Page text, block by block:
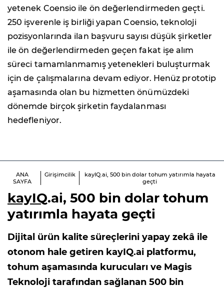
yetenek Coensio ile ön değerlendirmeden geçti.
250 işverenle iş birliği yapan Coensio, teknoloji
pozisyonlarında ilan başvuru sayısı düşük şirketler
ile ön değerlendirmeden geçen fakat işe alım
süreci tamamlanmamış yetenekleri buluşturmak
için de çalışmalarına devam ediyor. Henüz prototip
aşamasında olan bu hizmetten önümüzdeki
dönemde birçok şirketin faydalanması
hedefleniyor.
ANA
SAYFA
Girişimcilik
kayIQ.ai, 500 bin dolar tohum yatırımla hayata
geçti
kayIQ.ai, 500 bin dolar tohum
yatırımla hayata geçti
Dijital ürün kalite süreçlerini yapay zekâ ile
otonom hale getiren kayIQ.ai platformu,
tohum aşamasında kurucuları ve Magis
Teknoloji tarafından sağlanan 500 bin